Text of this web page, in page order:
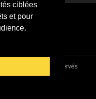
ciblées
et pour
2026 - Tous droits réservés